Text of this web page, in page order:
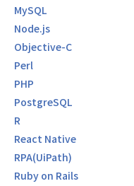
MySQL
Node.js
Objective-C
Perl
PHP
PostgreSQL
R
React Native
RPA(UiPath)
Ruby on Rails